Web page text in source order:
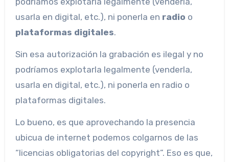
usarla en digital, etc.), ni ponerla en radio o
plataformas digitales.
Sin esa autorización la grabación es ilegal y no
podríamos explotarla legalmente (venderla,
usarla en digital, etc.), ni ponerla en radio o
plataformas digitales.
Lo bueno, es que aprovechando la presencia
ubicua de internet podemos colgarnos de las
“licencias obligatorias del copyright”. Eso es que,